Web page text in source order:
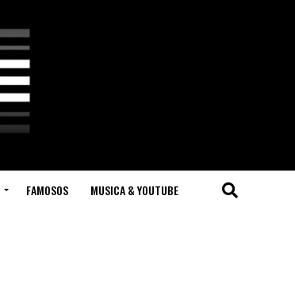
FAMOSOS MUSICA & YOUTUBE